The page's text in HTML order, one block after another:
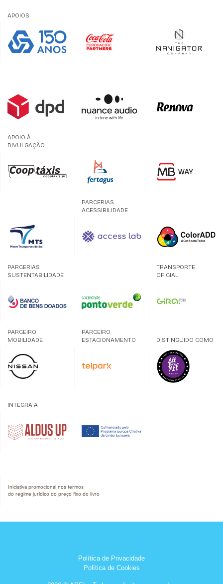
APOIOS
APOIO À
DIVULGAÇÃO
PARCERIAS
ACESSIBILIDADE
PARCERIAS
SUSTENTABILIDADE
TRANSPORTE
OFICIAL
PARCEIRO
MOBILIDADE
PARCEIRO
ESTACIONAMENTO
DISTINGUIDO COMO
INTEGRA A
Iniciativa promocional nos termos
do regime jurídico do preço fixo do livro
Política de Privacidade
Política de Cookies